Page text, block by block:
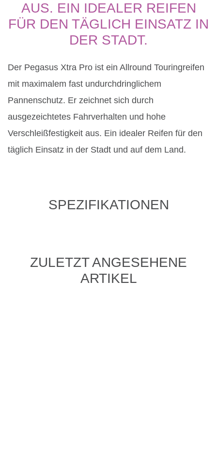
US. EIN IDEALER REIFEN F
ÜR DEN TÄGLICH EINSATZ IN D
ER STADT.
Der Pegasus Xtra Pro ist ein Allround Touringreifen
mit maximalem fast undurchdringlichem
Pannenschutz. Er zeichnet sich durch
ausgezeichtetes Fahrverhalten und hohe
Verschleißfestigkeit aus. Ein idealer Reifen für den
täglich Einsatz in der Stadt und auf dem Land.
SPEZIFIKATIONEN
ZULETZT ANGESEHENE
ARTIKEL